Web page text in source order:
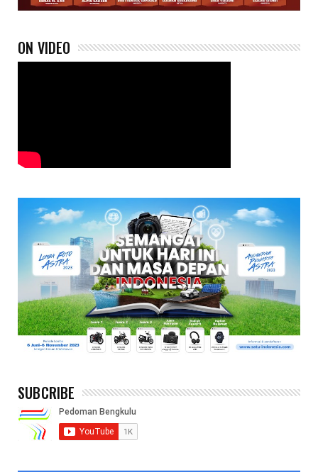
ON VIDEO
SUBCRIBE